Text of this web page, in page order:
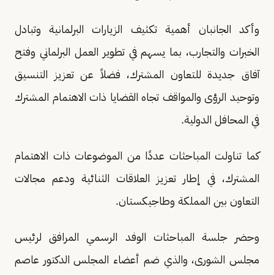
وأكد الجانبان أهمية تكثيف الزيارات البرلمانية وتبادل
الخبرات والتجارب، بما يسهم في تطوير العمل البرلماني وفتح
آفاق جديدة للتعاون المشترك، فضلاً عن تعزيز التنسيق
وتوحيد الرؤى والمواقف تجاه القضايا ذات الاهتمام المشترك
في المحافل الدولية.
كما تناولت المباحثات عددًا من الموضوعات ذات الاهتمام
المشترك، في إطار تعزيز العلاقات الثنائية ودعم مجالات
التعاون بين المملكة وطاجيكستان.
وحضر جلسة المباحثات الوفد الرسمي المرافق لرئيس
مجلس الشورى، والذي ضم أعضاء المجلس الدكتور عاصم